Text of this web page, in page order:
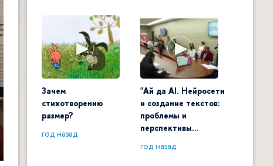
Зачем
стихотворению
размер?
год назад
"Ай да AI. Нейросети
и создание текстов:
проблемы и
перспективы…
год назад